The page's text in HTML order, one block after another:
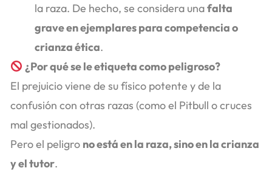
la raza. De hecho, se considera unafalta
grave en ejemplares para competencia o
crianza ética.
¿Por qué se le etiqueta como peligroso?
El prejuicio viene de su físico potente y de la
confusión con otras razas (como el Pitbull o cruces
mal gestionados).
Pero el peligro no está en la raza, sino en la crianza
y el tutor.